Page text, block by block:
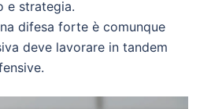
e strategia.
difesa forte è comunque
deve lavorare in tandem